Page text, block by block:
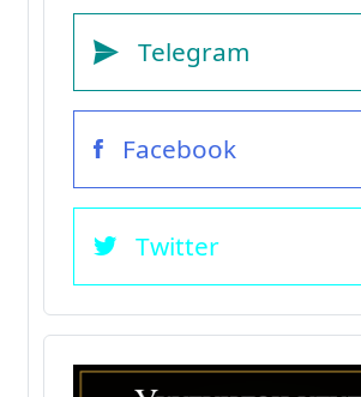
Telegram
Facebook
Twitter